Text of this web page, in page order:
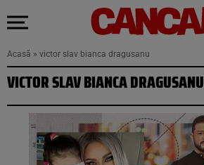
Acasă » victor slav bianca dragusanu
VICTOR SLAV BIANCA DRAGUSANU